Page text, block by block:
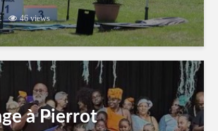
46 views
à Pierrot